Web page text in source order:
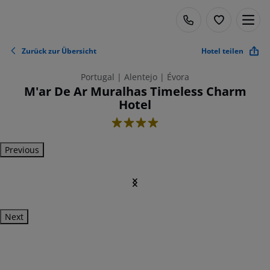
Zurück zur Übersicht Hotel teilen
Portugal | Alentejo | Évora
M'ar De Ar Muralhas Timeless Charm
Hotel
4
Previous
Next